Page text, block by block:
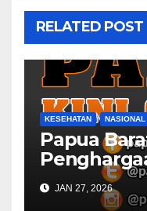
RELATED POST
KESEHATAN NASIONAL
Papua
BPJS
JAN 27, 2026